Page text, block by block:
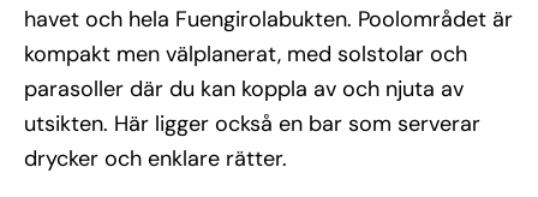
havet och hela Fuengirolabukten. Poolområdet är
kompakt men välplanerat, med solstolar och
parasoller där du kan koppla av och njuta av
utsikten. Här ligger också en bar som serverar
drycker och enklare rätter.